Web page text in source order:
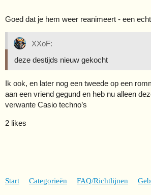
Goed dat je hem weer reanimeert - een
XXoF:
deze destijds nieuw gekocht
Ik ook, en later nog een tweede op een
aan een vriend gegund en heb nu alleen
verwante Casio techno’s
2 likes
Start Categorieën FAQ/Richtlijnen